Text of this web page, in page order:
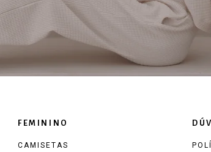
FEMININO
CAMISETAS